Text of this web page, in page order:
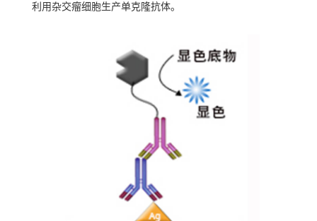
利用杂交瘤细胞生产单克隆抗体。